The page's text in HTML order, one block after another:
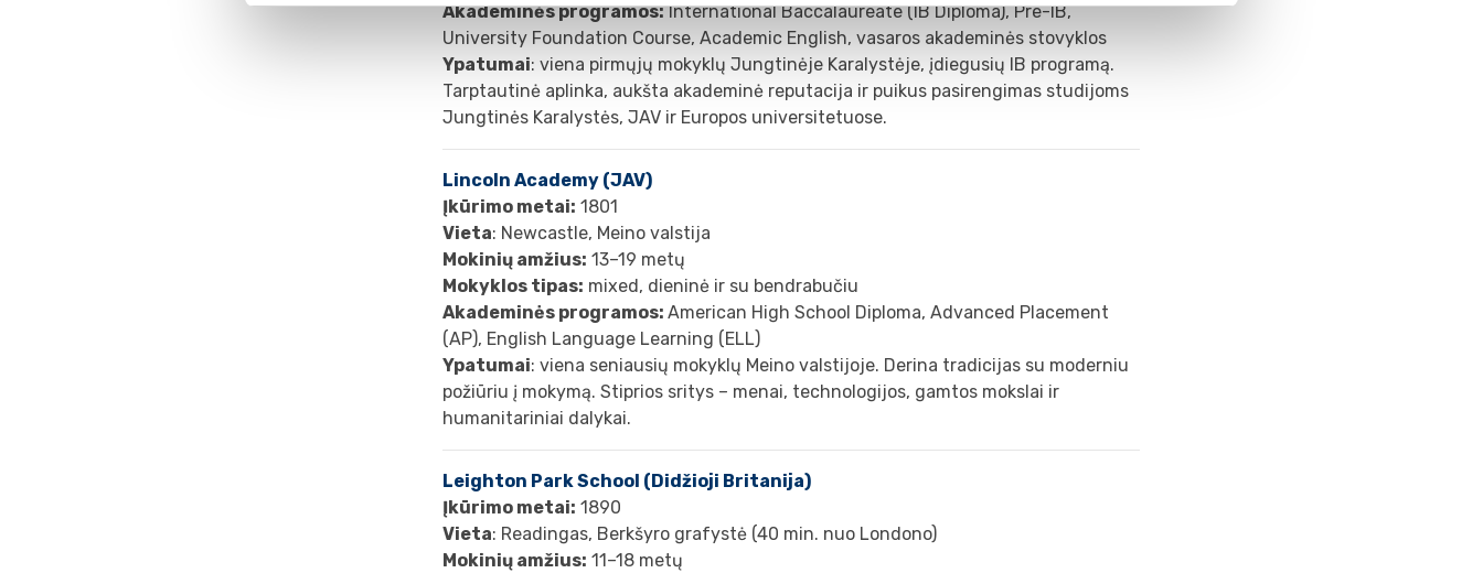
Akademinės programos:International Baccalaureate (IB Diploma), Pre-IB,
University Foundation Course, Academic English, vasaros akademinės stovyklos
Ypatumai: viena pirmųjų mokyklų Jungtinėje Karalystėje, įdiegusių IB programą.
Tarptautinė aplinka, aukšta akademinė reputacija ir puikus pasirengimas studijoms
Jungtinės Karalystės, JAV ir Europos universitetuose.
Lincoln Academy (JAV)
Įkūrimo metai: 1801
Vieta: Newcastle, Meino valstija
Mokinių amžius: 13–19 metų
Mokyklos tipas: mixed, dieninė ir su bendrabučiu
Akademinės programos:American High School Diploma, Advanced Placement
(AP), English Language Learning (ELL)
Ypatumai: viena seniausių mokyklų Meino valstijoje. Derina tradicijas su moderniu
požiūriu į mokymą. Stiprios sritys – menai, technologijos, gamtos mokslai ir
humanitariniai dalykai.
Leighton Park School (Didžioji Britanija)
Įkūrimo metai: 1890
Vieta: Readingas, Berkšyro grafystė (40 min. nuo Londono)
Mokinių amžius: 11–18 metų